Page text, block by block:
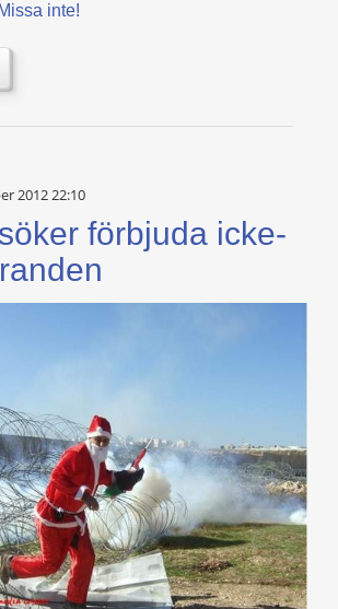
Missa inte!
2012 22:10
förbjuda icke-